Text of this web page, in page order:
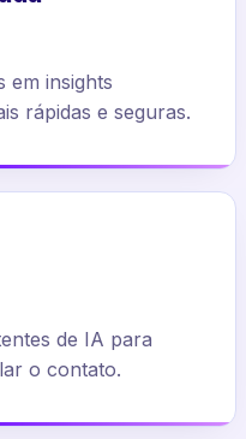
em insights
rápidas e seguras.
de IA para
o contato.